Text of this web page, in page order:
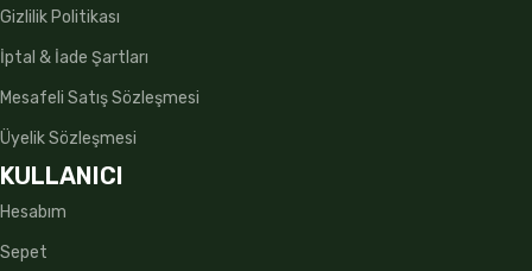
Gizlilik Politikası
İptal & İade Şartları
Mesafeli Satış Sözleşmesi
Üyelik Sözleşmesi
KULLANICI
Hesabım
Sepet